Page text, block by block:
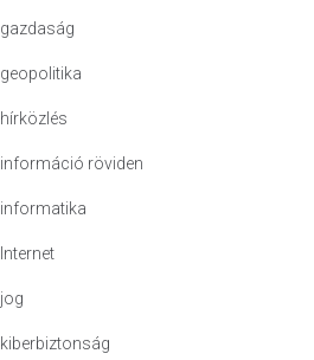
gazdaság
geopolitika
hírközlés
információ röviden
informatika
Internet
jog
kiberbiztonság